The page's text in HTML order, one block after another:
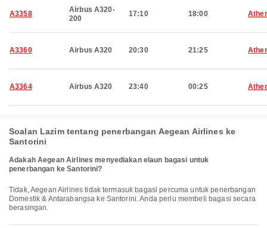
A3358
Airbus A320-
200
17:10 18:00
A3360 Airbus A320 20:30 21:25
A3364 Airbus A320 23:40 00:25
Soalan Lazim tentang penerbangan Aegean Airlines ke
Santorini
Adakah Aegean Airlines menyediakan elaun bagasi untuk
penerbangan ke Santorini?
Tidak, Aegean Airlines tidak termasuk bagasi percuma untuk penerbangan
Domestik & Antarabangsa ke Santorini. Anda perlu membeli bagasi secara
berasingan.